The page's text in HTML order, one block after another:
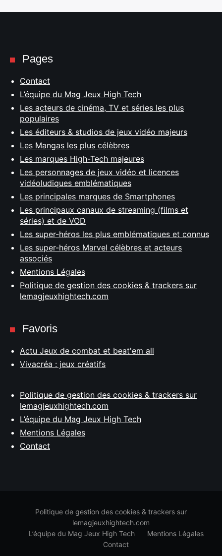
Pages
Contact
L’équipe du Mag Jeux High Tech
Les acteurs de cinéma, TV et séries les plus
populaires
Les éditeurs & studios de jeux vidéo majeurs
Les Mangas les plus célèbres
Les marques High-Tech majeures
Les personnages de jeux vidéo et licences
vidéoludiques emblématiques
Les principales marques de Smartphones
Les principaux canaux de streaming (films et
séries) et de VOD
Les super-héros les plus emblématiques et connus
Les super-héros Marvel célèbres et acteurs
associés
Mentions Légales
Politique de gestion des cookies & trackers sur
lemagjeuxhightech.com
Favoris
Actu Jeux de combat et beat'em all
Vivacréa : jeux créatifs
Politique de gestion des cookies & trackers sur
lemagjeuxhightech.com
L’équipe du Mag Jeux High Tech
Mentions Légales
Contact
Politique de gestion des cookies & trackers sur
lemagjeuxhightech.com
L’équipe du Mag Jeux High Tech
Mentions Légales
Contact